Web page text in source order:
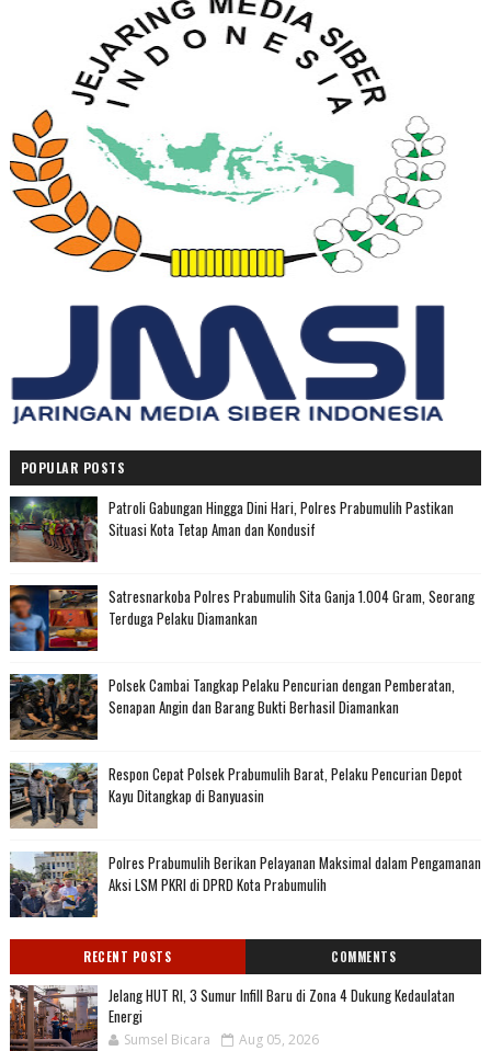
POPULAR POSTS
Patroli Gabungan Hingga Dini Hari, Polres Prabumulih Pastikan
Situasi Kota Tetap Aman dan Kondusif
Satresnarkoba Polres Prabumulih Sita Ganja 1.004 Gram, Seorang
Terduga Pelaku Diamankan
Polsek Cambai Tangkap Pelaku Pencurian dengan Pemberatan,
Senapan Angin dan Barang Bukti Berhasil Diamankan
Respon Cepat Polsek Prabumulih Barat, Pelaku Pencurian Depot
Kayu Ditangkap di Banyuasin
Polres Prabumulih Berikan Pelayanan Maksimal dalam Pengamanan
Aksi LSM PKRI di DPRD Kota Prabumulih
RECENT POSTS COMMENTS
Jelang HUT RI, 3 Sumur Infill Baru di Zona 4 Dukung Kedaulatan
Energi
Sumsel Bicara Aug 05, 2026